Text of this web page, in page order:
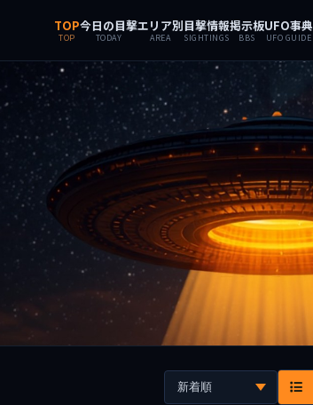
TOP
TOP
今日の目撃
TODAY
エリア別
AREA
目撃情報
SIGHTINGS
掲示板
BBS
UFO事典
UFO GUIDE